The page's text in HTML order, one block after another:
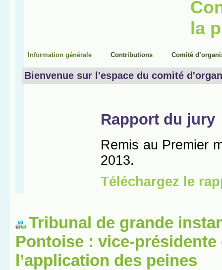
Tribunal de grande
Pontoise : vice-présidente
l’application des peines